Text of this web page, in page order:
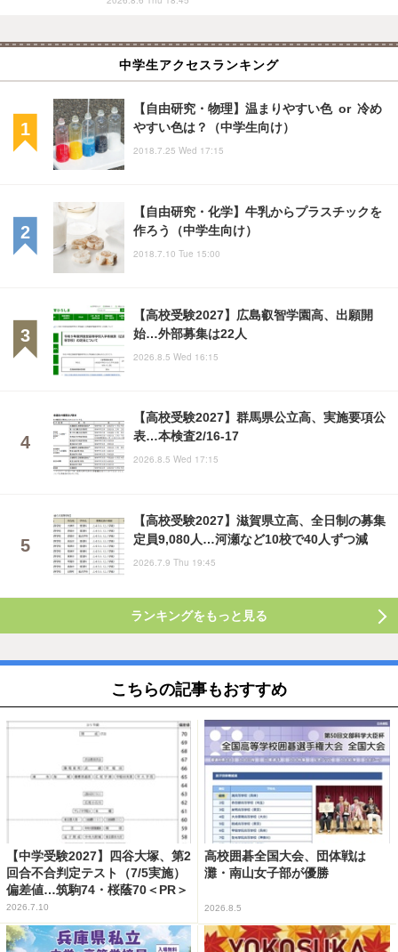
中学生アクセスランキング
【自由研究・物理】温まりやすい色 or 冷め
やすい色は？（中学生向け）
2018.7.25 Wed 17:15
【自由研究・化学】牛乳からプラスチックを
作ろう（中学生向け）
2018.7.10 Tue 15:00
【高校受験2027】広島叡智学園高、出願開
始…外部募集は22人
2026.8.5 Wed 16:15
【高校受験2027】群馬県公立高、実施要項公
表…本検査2/16-17
2026.8.5 Wed 17:15
【高校受験2027】滋賀県立高、全日制の募集
定員9,080人…河瀬など10校で40人ずつ減
2026.7.9 Thu 19:45
ランキングをもっと見る
こちらの記事もおすすめ
【中学受験2027】四谷大塚、第2
回合不合判定テスト（7/5実施）
偏差値…筑駒74・桜蔭70＜PR＞
2026.7.10
高校囲碁全国大会、団体戦は
灘・南山女子部が優勝
2026.8.5